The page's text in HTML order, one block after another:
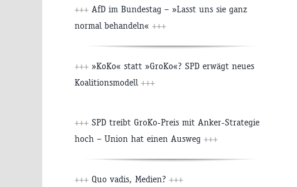
+++ AfD im Bundestag – »Lasst uns sie ganz
normal behandeln« +++
+++ »KoKo« statt »GroKo«? SPD erwägt neues
Koalitionsmodell +++
+++ SPD treibt GroKo-Preis mit Anker-Strategie
hoch – Union hat einen Ausweg +++
+++ Quo vadis, Medien? +++